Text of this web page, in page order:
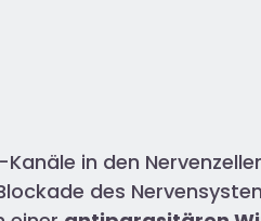
in den
des